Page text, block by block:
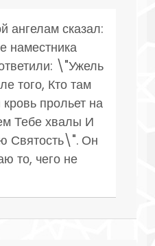
ангелам сказал:
наместника
\"Ужель
того, Кто там
кровь прольет на
Тебе хвалы И
Святость\". Он
то, чего не